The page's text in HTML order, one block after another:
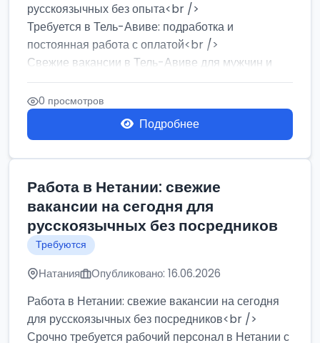
русскоязычных без опыта<br />
Требуется в Тель-Авиве: подработка и
постоянная работа с оплатой<br />
Свежие вакансии в Тель-Авиве для мужчин и
женщин от хозя...
0 просмотров
Подробнее
Работа в Нетании: свежие
вакансии на сегодня для
русскоязычных без посредников
Требуются
Натания Опубликовано: 16.06.2026
Работа в Нетании: свежие вакансии на сегодня
для русскоязычных без посредников<br />
Срочно требуется рабочий персонал в Нетании с